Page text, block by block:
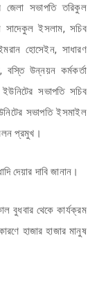
জেলা সভাপতি তরিকুল
সাদেকুল ইসলাম, সচিব
হোসেইন, সাধারণ
বস্তি উন্নয়ন কর্মকর্তা
সভাপতি সচিব
সভাপতি ইসমাইল
প্রমুখ।
দেয়ার দাবি জানান।
বুধবার থেকে কার্যক্রম
হাজার হাজার মানুষ